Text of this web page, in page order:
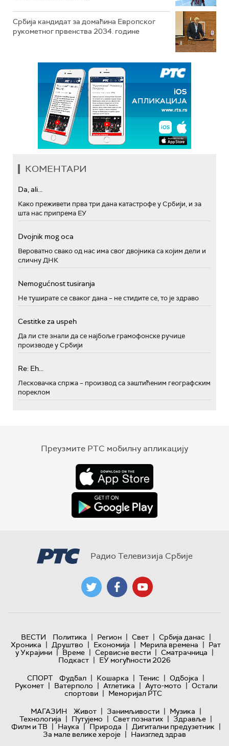
Србија кандидат за домаћина Европског
рукометног првенства 2034. године
КОМЕНТАРИ
Da, ali...
Како преживети прва три дана катастрофе у Србији, и за
шта нас припрема ЕУ
Dvojnik mog oca
Вероватно свако од нас има свог двојника са којим дели и
сличну ДНК
Nemogućnost tusiranja
Не туширате се сваког дана – не стидите се, то је здраво
Cestitke za uspeh
Да ли сте знали да се најбоље грамофонске ручице
производе у Србији
Re: Eh...
Лесковачка спржа – производ са заштићеним географским
пореклом
Преузмите РТС мобилну апликацију
Радио Телевизија Србије
ВЕСТИ Политика | Регион | Свет | Србија данас |
Хроника | Друштво | Економија | Мерила времена | Рат
у Украјини | Време | Сервисне вести | Сматрачница |
Подкаст | ЕУ могућности 2026
СПОРТ
Фудбал | Кошарка | Тенис | Одбојка |
Рукомет | Ватерполо | Атлетика | Ауто-мото | Остали
спортови | Меморијал РТС
МАГАЗИН
Живот | Занимљивости | Музика |
Технологијa | Путујемо | Свет познатих | Здравље |
Филм и ТВ | Наука | Природа | Дигитални предузетник |
За мале велике хероје | Наизглед здрав